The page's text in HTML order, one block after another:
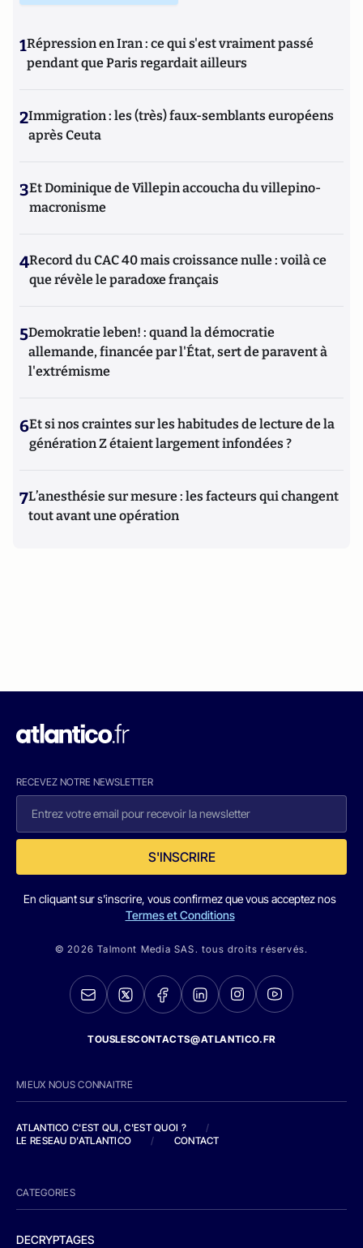
1Répression en Iran : ce qui s'est vraiment passé
pendant que Paris regardait ailleurs
2Immigration : les (très) faux-semblants européens
après Ceuta
3Et Dominique de Villepin accoucha du villepino-
macronisme
4Record du CAC 40 mais croissance nulle : voilà ce
que révèle le paradoxe français
5Demokratie leben! : quand la démocratie
allemande, financée par l'État, sert de paravent à
l'extrémisme
6Et si nos craintes sur les habitudes de lecture de la
génération Z étaient largement infondées ?
7L’anesthésie sur mesure : les facteurs qui changent
tout avant une opération
RECEVEZ NOTRE NEWSLETTER
S'INSCRIRE
En cliquant sur s'inscrire, vous confirmez que vous acceptez nos
Termes et Conditions
© 2026 Talmont Media SAS. tous droits réservés.
TOUSLESCONTACTS@ATLANTICO.FR
MIEUX NOUS CONNAITRE
ATLANTICO C'EST QUI, C'EST QUOI ?
/
LE RESEAU D'ATLANTICO
/ CONTACT
CATEGORIES
DECRYPTAGES